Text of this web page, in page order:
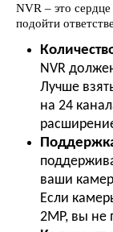
NVR – это
подойти
NVR
Лучше
на 24
ваши
Если
2MP, вы не